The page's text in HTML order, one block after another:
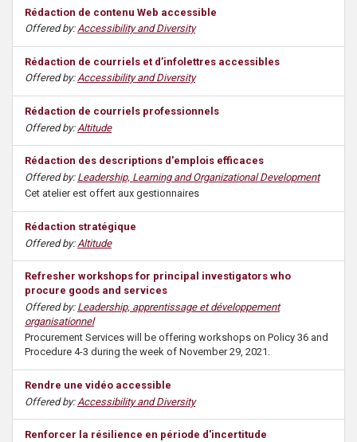
Rédaction de contenu Web accessible
Offered by:Accessibility and Diversity
Rédaction de courriels et d’infolettres accessibles
Offered by:Accessibility and Diversity
Rédaction de courriels professionnels
Offered by: Altitude
Rédaction des descriptions d'emplois efficaces
Offered by: Leadership, Learning and Organizational Development
Cet atelier est offert aux gestionnaires
Rédaction stratégique
Offered by: Altitude
Refresher workshops for principal investigators who
procure goods and services
Offered by: Leadership, apprentissage et développement
organisationnel
Procurement Services will be offering workshops on Policy 36 and
Procedure 4-3 during the week of November 29, 2021.
Rendre une vidéo accessible
Offered by: Accessibility and Diversity
Renforcer la résilience en période d'incertitude